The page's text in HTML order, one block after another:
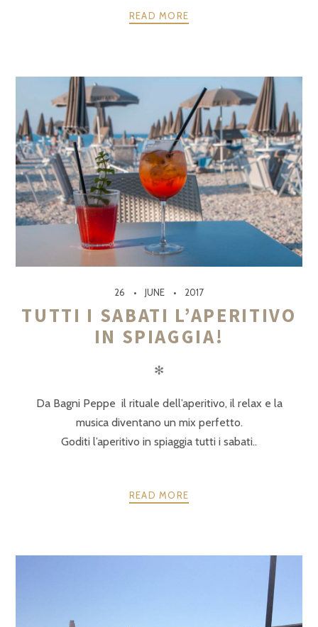
READ MORE
26 JUNE 2017
TUTTI I SABATI L’APERITIVO
IN SPIAGGIA!
✻
Da Bagni Peppe il rituale dell’aperitivo, il relax e la
musica diventano un mix perfetto.
Goditi l’aperitivo in spiaggia tutti i sabati..
READ MORE